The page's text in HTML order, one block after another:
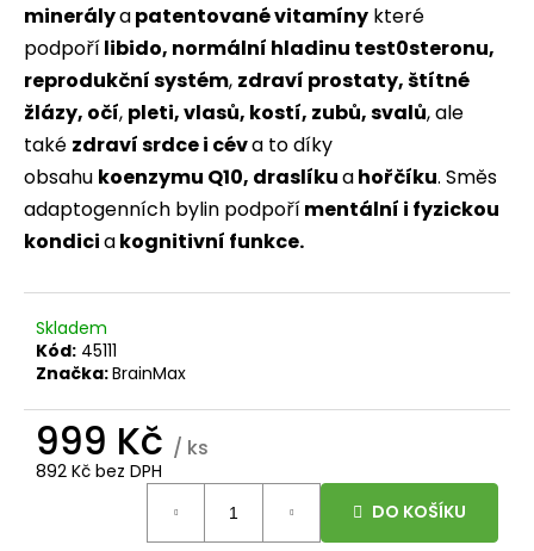
minerályapatentované vitamíny které
podpořílibido, normální hladinu test0steronu,
reprodukčnísystém, zdraví prostaty, štítné
žlázy, očí, pleti, vlasů, kostí, zubů, svalů, ale
také zdraví srdce i céva to díky
obsahu koenzymu Q10, draslíkuahořčíku. Směs
adaptogenních bylin podpořímentální i fyzickou
kondiciakognitivní funkce.
Skladem
Kód: 45111
Značka:BrainMax
999 Kč / ks
892 Kč bez DPH
DO KOŠÍKU
BRAINMAX
-
OMEGA
3,
OLEJ
Z
TRESČÍCH
JATER,
CITRÓN,
240
ML